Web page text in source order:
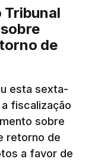
Tribunal
de
esta sexta-
fiscalização
sobre
retorno de
a favor de